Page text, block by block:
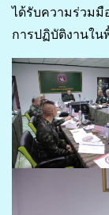
ได้รับความร่วม
การปฏิบัติงานใ